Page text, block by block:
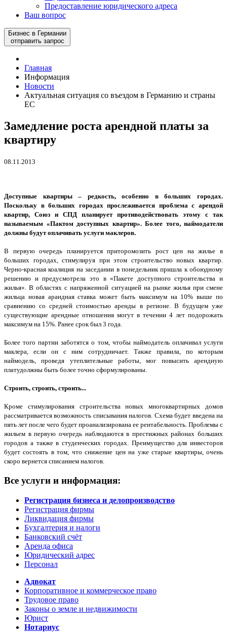
Предоставление юридического адреса
Ваш вопрос
Бизнес в Германии
отправить запрос
Главная
Информация
Новости
Актуальная ситуация со въездом в Германию и страны
ЕС
Замедление роста арендной платы за
квартиру
08.11.2013
Доступные квартиры – редкость, особенно в больших городах.
Поскольку в больших городах прослеживается проблема с арендой
квартир, Союз и СПД планирует противодействовать этому с так
называемым «Пактом доступных квартир». Более того, наймодатели
должны будут оплачивать услуги маклеров.
В первую очередь планируется приторомозить рост цен на жилье в
больших городах, стимулируя при этом строительство новых квартир.
Черно-красная коалиция на заседании в понедельник пришла к обоюдному
решению и предусмотрела это в «Пакете доступного строительства и
жилья». В областях с напряженной ситуацией на рынке жилья при смене
жильца новая арандная ставка может быть максимум на 10% выше по
сравнению со средней стоимостью аренды в регионе. В будущем уже
существующие арендные отношения могут в течении 4 лет подорожать
максимум на 15%. Ранее срок был 3 года.
Более того партии заботятся о том, чтобы наймодатель оплачивал услуги
маклера, если он с ним сотрудничает. Также правила, по которым
наймодель, проведя утеплительные работы, мог повысить арендную
платудолжны быть более точно сформулированы.
Строить, строить, строить...
Кроме стимулирования строительства новых многоквартирных домов
рассматривается возможность списывания налогов. Схема будет введена на
пять лет после чего будет проанализирована ее рентабельность. Проблемы с
жильем в первую очередь наблюдаются в престижных районах больших
городов а также в студенческих городах. Преимущество для инвесторов
будет состоять в том, что снижение цен на уже старые квартиры, очень
скоро вернется списанием налогов.
Все услуги и информация:
Регистрация бизнеса и делопроизводство
Регистрация фирмы
Ликвидация фирмы
Бухгалтерия и налоги
Банковский счёт
Аренда офиса
Юридический адрес
Персонал
Адвокат
Корпоративное и коммерческое право
Трудовое право
Законы о земле и недвижимости
Юрист
Нотариус